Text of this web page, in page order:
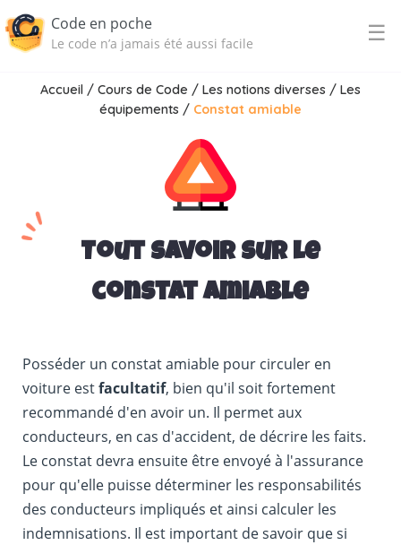
Code en poche
Le code n’a jamais été aussi facile ☰
Accueil / Cours de Code / Les notions diverses / Les
équipements / Constat amiable
Tout savoir sur le
constat amiable
Posséder un constat amiable pour circuler en
voiture estfacultatif, bien qu'il soit fortement
recommandé d'en avoir un. Il permet aux
conducteurs, en cas d'accident, de décrire les faits.
Le constat devra ensuite être envoyé à l'assurance
pour qu'elle puisse déterminer les responsabilités
des conducteurs impliqués et ainsi calculer les
indemnisations. Il est important de savoir que si